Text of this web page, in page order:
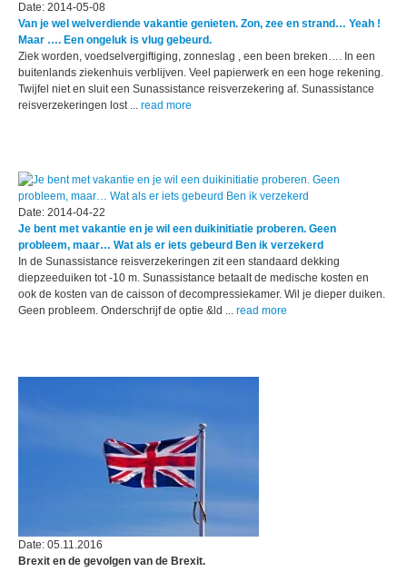
Date: 2014-05-08
Van je wel welverdiende vakantie genieten. Zon, zee en strand… Yeah !
Maar …. Een ongeluk is vlug gebeurd.
Ziek worden, voedselvergiftiging, zonneslag , een been breken…. In een
buitenlands ziekenhuis verblijven. Veel papierwerk en een hoge rekening.
Twijfel niet en sluit een Sunassistance reisverzekering af. Sunassistance
reisverzekeringen lost ... read more
Date: 2014-04-22
Je bent met vakantie en je wil een duikinitiatie proberen. Geen
probleem, maar… Wat als er iets gebeurd Ben ik verzekerd
In de Sunassistance reisverzekeringen zit een standaard dekking
diepzeeduiken tot -10 m. Sunassistance betaalt de medische kosten en
ook de kosten van de caisson of decompressiekamer. Wil je dieper duiken.
Geen probleem. Onderschrijf de optie &ld ... read more
Date: 05.11.2016
Brexit en de gevolgen van de Brexit.